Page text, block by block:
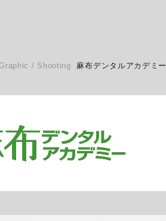
/ Shooting 麻布デンタルアカデミー